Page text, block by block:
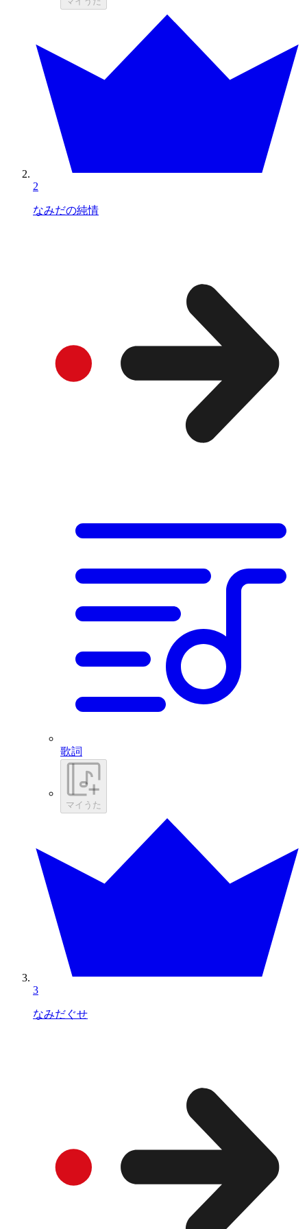
2
なみだの純情
歌詞
マイうた
3
なみだぐせ